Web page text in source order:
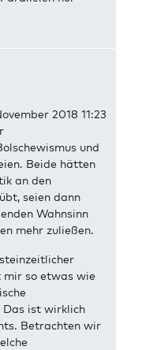
2018 11:23
und
Beide hätten
an den
seien dann
Wahnsinn
mehr zuließen.
so etwas wie
Das ist wirklich
Betrachten wir